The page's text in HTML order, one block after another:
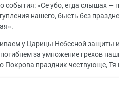
события: «Се убо, егда слышах
нашего, бысть без
у Царицы Небесной защиты
за умножение грехов
Покрова праздник чествующе, Тя